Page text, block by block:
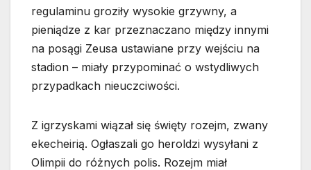
regulaminu groziły wysokie grzywny, a
pieniądze z kar przeznaczano między innymi
na posągi Zeusa ustawiane przy wejściu na
stadion – miały przypominać o wstydliwych
przypadkach nieuczciwości.
Z igrzyskami wiązał się święty rozejm, zwany
ekecheirią. Ogłaszali go heroldzi wysyłani z
Olimpii do różnych polis. Rozejm miał